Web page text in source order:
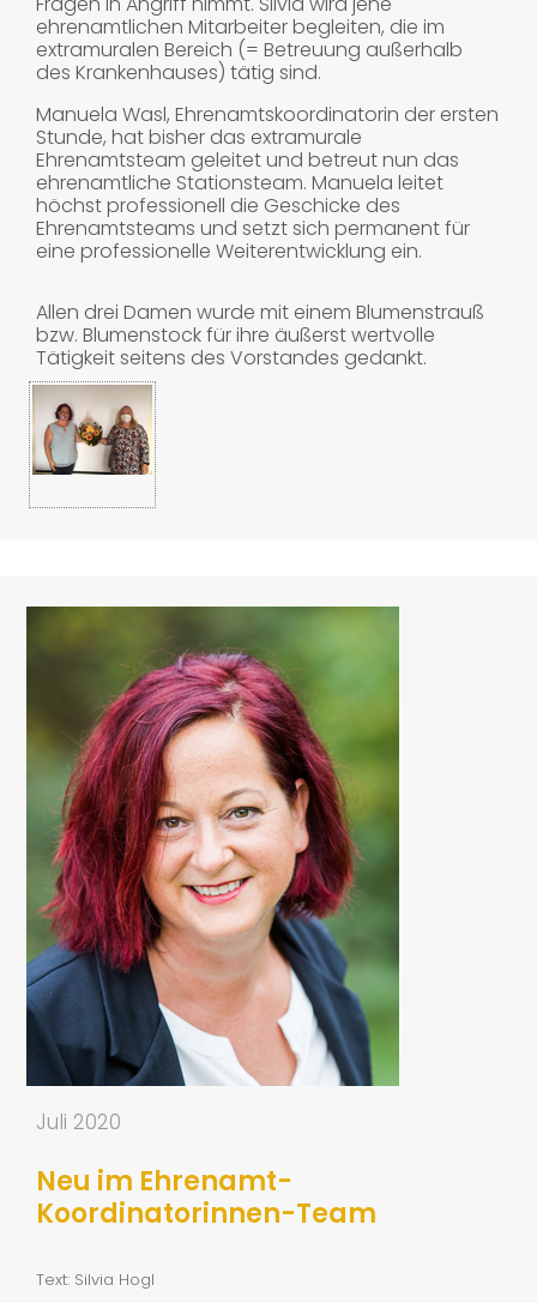
ehrenamtlichen Mitarbeiter begleiten, die im
extramuralen Bereich (= Betreuung außerhalb
des Krankenhauses) tätig sind.
Manuela Wasl, Ehrenamtskoordinatorin der ersten
Stunde, hat bisher das extramurale
Ehrenamtsteam geleitet und betreut nun das
ehrenamtliche Stationsteam. Manuela leitet
höchst professionell die Geschicke des
Ehrenamtsteams und setzt sich permanent für
eine professionelle Weiterentwicklung ein.
Allen drei Damen wurde mit einem Blumenstrauß
bzw. Blumenstock für ihre äußerst wertvolle
Tätigkeit seitens des Vorstandes gedankt.
Juli 2020
Neu im Ehrenamt-
Koordinatorinnen-Team
Text: Silvia Hogl